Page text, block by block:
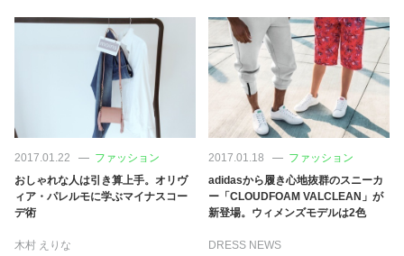
2017.01.22
ファッション
おしゃれな人は引き算上手。オリヴ
ィア・パレルモに学ぶマイナスコー
デ術
木村 えりな
2017.01.18
ファッション
adidasから履き心地抜群のスニーカ
ー「CLOUDFOAM VALCLEAN」が
新登場。ウィメンズモデルは2色
DRESS NEWS